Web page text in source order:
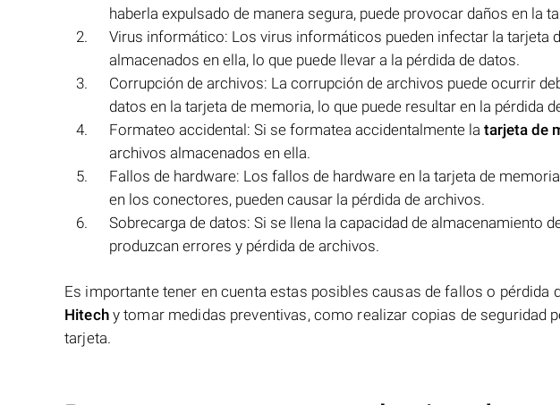
haberla expulsado de manera segura, puede provocar daños en la
Virus informático: Los virus informáticos pueden infectar la tarjeta
almacenados en ella, lo que puede llevar a la pérdida de datos.
Corrupción de archivos: La corrupción de archivos puede ocurrir
datos en la tarjeta de memoria, lo que puede resultar en la pérdida
Formateo accidental: Si se formatea accidentalmente la tarjeta de
archivos almacenados en ella.
Fallos de hardware: Los fallos de hardware en la tarjeta de
en los conectores, pueden causar la pérdida de archivos.
Sobrecarga de datos: Si se llena la capacidad de almacenamiento
produzcan errores y pérdida de archivos.
Es importante tener en cuenta estas posibles causas de fallos o pérdida
Hitechy tomar medidas preventivas, como realizar copias de seguridad
tarjeta.